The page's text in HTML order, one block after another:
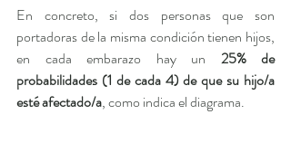
En concreto, si dos personas que son
portadoras de la misma condición tienen hijos,
en cada embarazo hay un 25% de
probabilidades (1 de cada 4) de que su hijo/a
esté afectado/a, como indica el diagrama.